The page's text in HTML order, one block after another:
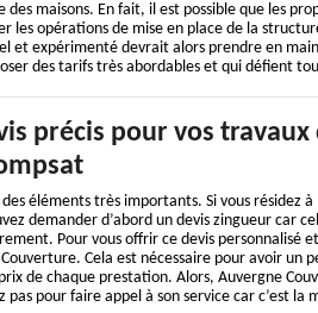
maisons. En fait, il est possible que les
les opérations de mise en place de la
et expérimenté devrait alors prendre en
des tarifs très abordables et qui défient
précis pour vos travaux
éléments très importants. Si vous résidez
demander d’abord un devis zingueur car
Pour vous offrir ce devis personnalisé
Cela est nécessaire pour avoir un
de chaque prestation. Alors, Auvergne
pas pour faire appel à son service car c’est la